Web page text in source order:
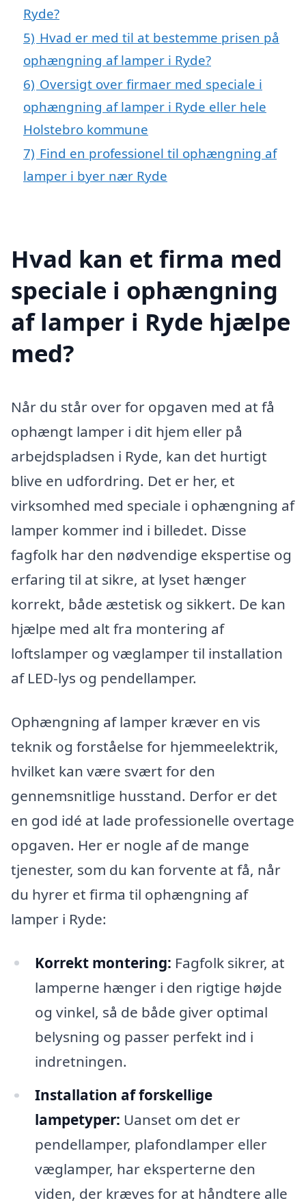
Ryde?
5) Hvad er med til at bestemme prisen på
ophængning af lamper i Ryde?
6) Oversigt over firmaer med speciale i
ophængning af lamper i Ryde eller hele
Holstebro kommune
7) Find en professionel til ophængning af
lamper i byer nær Ryde
Hvad kan et firma med
speciale i ophængning
af lamper i Ryde hjælpe
med?
Når du står over for opgaven med at få
ophængt lamper i dit hjem eller på
arbejdspladsen i Ryde, kan det hurtigt
blive en udfordring. Det er her, et
virksomhed med speciale i ophængning af
lamper kommer ind i billedet. Disse
fagfolk har den nødvendige ekspertise og
erfaring til at sikre, at lyset hænger
korrekt, både æstetisk og sikkert. De kan
hjælpe med alt fra montering af
loftslamper og væglamper til installation
af LED-lys og pendellamper.
Ophængning af lamper kræver en vis
teknik og forståelse for hjemmeelektrik,
hvilket kan være svært for den
gennemsnitlige husstand. Derfor er det
en god idé at lade professionelle overtage
opgaven. Her er nogle af de mange
tjenester, som du kan forvente at få, når
du hyrer et firma til ophængning af
lamper i Ryde:
Korrekt montering: Fagfolk sikrer, at
lamperne hænger i den rigtige højde
og vinkel, så de både giver optimal
belysning og passer perfekt ind i
indretningen.
Installation af forskellige
lampetyper: Uanset om det er
pendellamper, plafondlamper eller
væglamper, har eksperterne den
viden, der kræves for at håndtere alle